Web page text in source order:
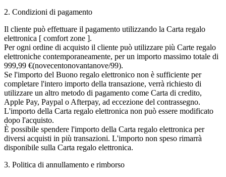
2. Condizioni di pagamento
Il cliente può effettuare il pagamento utilizzando la Carta regalo
elettronica [ comfort zone ].
Per ogni ordine di acquisto il cliente può utilizzare più Carte regalo
elettroniche contemporaneamente, per un importo massimo totale di
999,99 €(novecentonovantanove/99).
Se l'importo del Buono regalo elettronico non è sufficiente per
completare l'intero importo della transazione, verrà richiesto di
utilizzare un altro metodo di pagamento come Carta di credito,
Apple Pay, Paypal o Afterpay, ad eccezione del contrassegno.
L'importo della Carta regalo elettronica non può essere modificato
dopo l'acquisto.
È possibile spendere l'importo della Carta regalo elettronica per
diversi acquisti in più transazioni. L'importo non speso rimarrà
disponibile sulla Carta regalo elettronica.
3. Politica di annullamento e rimborso